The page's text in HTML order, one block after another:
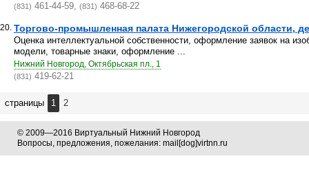
(831) 461-44-59, (831) 468-68-22
20. Торгово-промышленная палата Нижегородской области,
Оценка интеллектуальной собственности, оформление заявок на
модели, товарные знаки, оформление ...
Нижний Новгород, Октябрьская пл., 1
(831) 419-62-21
страницы 1 2
© 2009—2016 Виртуальный Нижний Новгород
Вопросы, предложения, пожелания: mail[dog]virtnn.ru